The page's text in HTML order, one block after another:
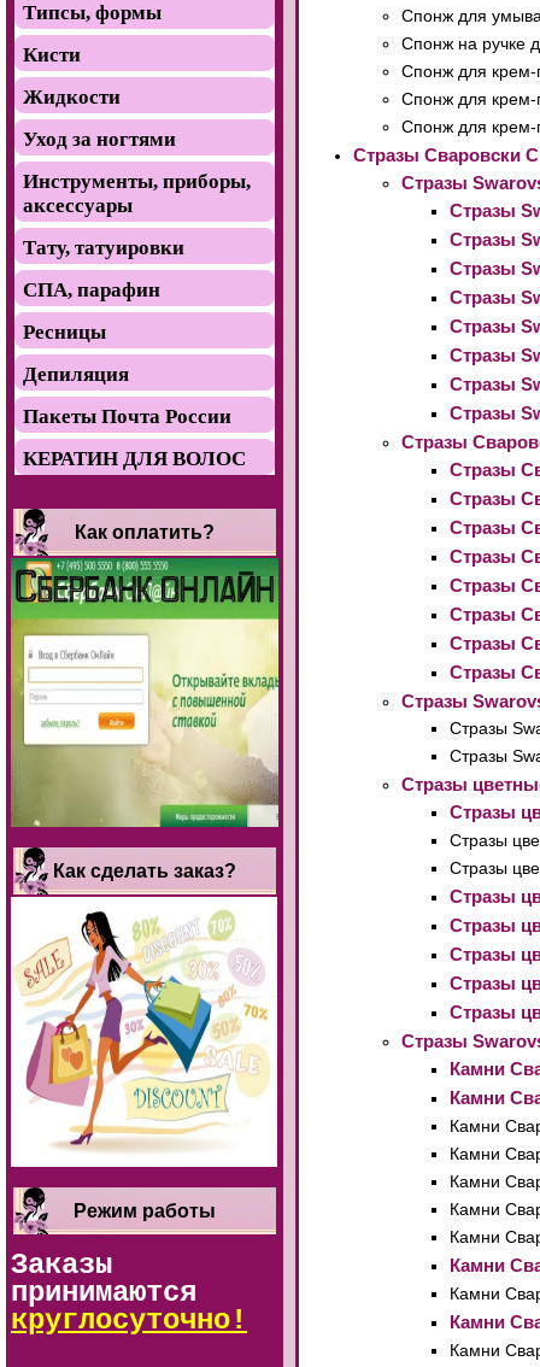
Типсы, формы
Кисти
Жидкости
Уход за ногтями
Инструменты, приборы,
аксессуары
Тату, татуировки
СПА, парафин
Ресницы
Депиляция
Пакеты Почта России
КЕРАТИН ДЛЯ ВОЛОС
Как оплатить?
Как сделать заказ?
Режим работы
Заказы
принимаются
круглосуточно!
Спонж для
Спонж на ручке
Спонж для
Спонж для
Спонж для
Стразы Сваровски
Стразы
Стразы
Стразы
Стразы
Стразы
Стразы
Стразы
Стразы
Стразы
Стразы
Стразы
Стразы
Стразы
Стразы
Стразы
Стразы
Стразы
Стразы
Стразы
Стразы
Стразы
Стразы
Стразы
Стразы
Стразы
Стразы
Стразы
Стразы
Стразы
Стразы
Стразы
Камни
Камни
Камни
Камни
Камни
Камни
Камни
Камни
Камни
Камни
Камни